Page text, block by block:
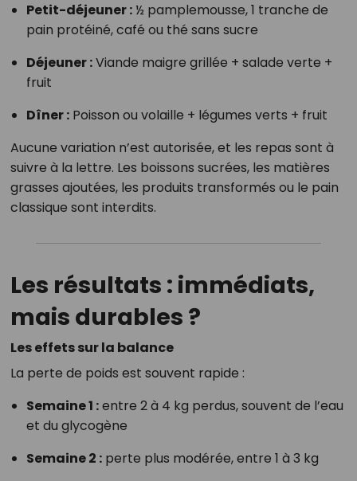
Petit-déjeuner :½ pamplemousse, 1 tranche de
pain protéiné, café ou thé sans sucre
Déjeuner :Viande maigre grillée + salade verte +
fruit
Dîner :Poisson ou volaille + légumes verts + fruit
Aucune variation n’est autorisée, et les repas sont à
suivre à la lettre. Les boissons sucrées, les matières
grasses ajoutées, les produits transformés ou le pain
classique sont interdits.
Les résultats : immédiats,
mais durables ?
Les effets sur la balance
La perte de poids est souvent rapide :
Semaine 1 :entre 2 à 4 kg perdus, souvent de l’eau
et du glycogène
Semaine 2 :perte plus modérée, entre 1 à 3 kg